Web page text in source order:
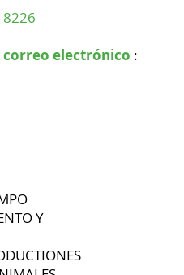
8226
correo electrónico :
Y